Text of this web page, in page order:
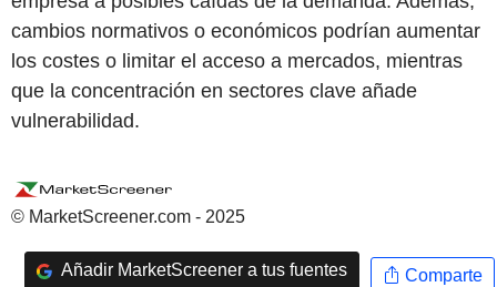
cambios normativos o económicos podrían aumentar
los costes o limitar el acceso a mercados, mientras
que la concentración en sectores clave añade
vulnerabilidad.
© MarketScreener.com - 2025
Añadir MarketScreener a tus fuentes Comparte